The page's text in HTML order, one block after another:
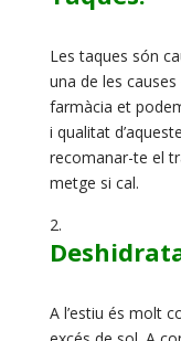
Les taques són
una de les
farmàcia et
i qualitat
recomanar-te el
metge si cal.
A l’estiu és molt